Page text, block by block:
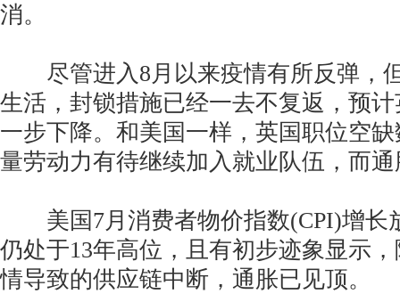
消。
尽管进入8月以来疫情有所反弹，
生活，封锁措施已经一去不复返，预
一步下降。和美国一样，英国职位空
量劳动力有待继续加入就业队伍，而
美国7月消费者物价指数(CPI)增长
仍处于13年高位，且有初步迹象显示
情导致的供应链中断，通胀已见顶。